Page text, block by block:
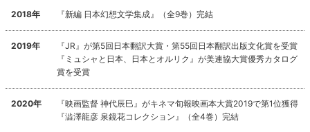
2018年 『新編 日本幻想文学集成』（全9巻）完結
2019年
『JR』が第5回日本翻訳大賞・第55回日本翻訳出版文化賞を受賞
『ミュシャと日本、日本とオルリク』が美連協大賞優秀カタログ
賞を受賞
2020年
『映画監督 神代辰巳』がキネマ旬報映画本大賞2019で第1位獲得
『澁澤龍彦 泉鏡花コレクション』（全4巻）完結